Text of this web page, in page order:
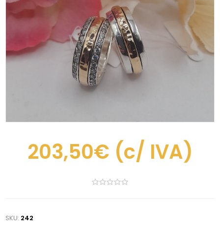
203,50€ (c/ IVA)
SKU: 242